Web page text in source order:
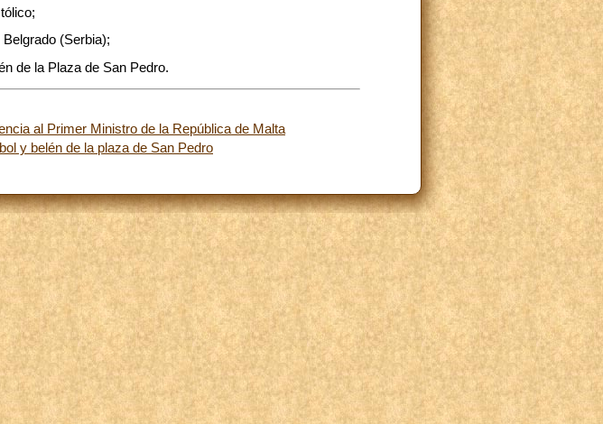
(Serbia);
de la Plaza de San Pedro.
al Primer Ministro de la República de Malta
y belén de la plaza de San Pedro